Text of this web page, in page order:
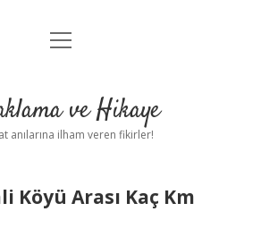
Anasayfa
Yasal Uyarı
menüyü
ve Hikaye
anılarına ilham veren fikirler!
Köyü Arası Kaç Km